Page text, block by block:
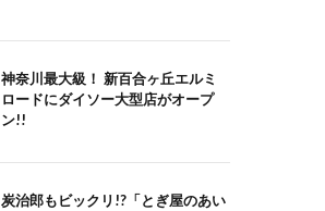
神奈川最大級！ 新百合ヶ丘エルミ
ロードにダイソー大型店がオープ
ン!!
炭治郎もビックリ!?「とぎ屋のあい